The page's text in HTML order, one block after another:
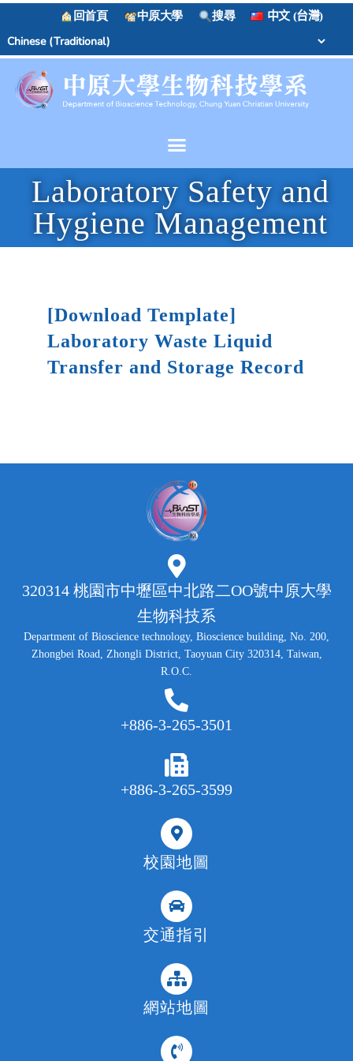
回首頁 中原大學 搜尋 中文 (台灣)
Laboratory Safety and
Hygiene Management
[Download Template]
Laboratory Waste Liquid
Transfer and Storage Record
320314 桃園市中壢區中北路二OO號中原大學
生物科技系
Department of Bioscience technology, Bioscience building, No. 200,
Zhongbei Road, Zhongli District, Taoyuan City 320314, Taiwan,
R.O.C.
+886-3-265-3501
+886-3-265-3599
校園地圖
交通指引
網站地圖